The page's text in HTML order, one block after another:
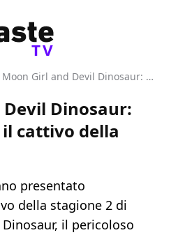
TV
Moon Girl and Devil Dinosaur: Molecola sarà il cattivo della stagione 2
Dinosaur:
cattivo della
presentato
della stagione 2 di
il pericoloso